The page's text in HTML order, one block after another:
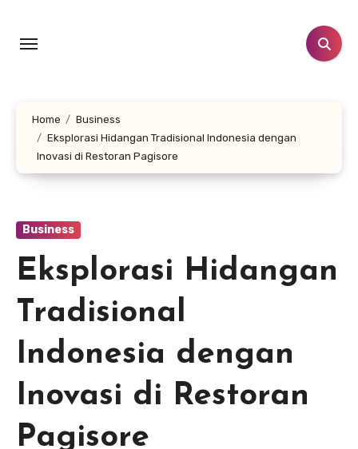
content
Home
Business
Eksplorasi Hidangan Tradisional Indonesia dengan
Inovasi di Restoran Pagisore
Business
Eksplorasi Hidangan
Tradisional
Indonesia dengan
Inovasi di Restoran
Pagisore